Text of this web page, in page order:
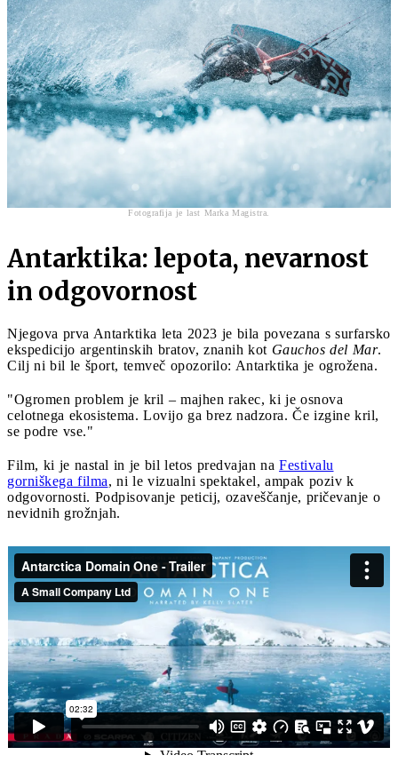
Fotografija je last Marka Magistra.
Antarktika: lepota, nevarnost
in odgovornost
Njegova prva Antarktika leta 2023 je bila povezana s surfarsko
ekspedicijo argentinskih bratov, znanih kot Gauchos del Mar.
Cilj ni bil le šport, temveč opozorilo: Antarktika je ogrožena.
"Ogromen problem je kril – majhen rakec, ki je osnova
celotnega ekosistema. Lovijo ga brez nadzora. Če izgine kril,
se podre vse."
Film, ki je nastal in je bil letos predvajan na Festivalu
gorniškega filma, ni le vizualni spektakel, ampak poziv k
odgovornosti. Podpisovanje peticij, ozaveščanje, pričevanje o
nevidnih grožnjah.